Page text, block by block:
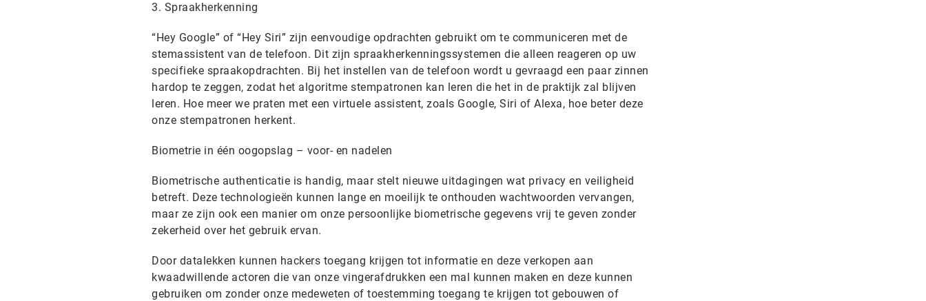
3. Spraakherkenning
“Hey Google” of “Hey Siri” zijn eenvoudige opdrachten gebruikt om te communiceren met de
stemassistent van de telefoon. Dit zijn spraakherkenningssystemen die alleen reageren op uw
specifieke spraakopdrachten. Bij het instellen van de telefoon wordt u gevraagd een paar zinnen
hardop te zeggen, zodat het algoritme stempatronen kan leren die het in de praktijk zal blijven
leren. Hoe meer we praten met een virtuele assistent, zoals Google, Siri of Alexa, hoe beter deze
onze stempatronen herkent.
Biometrie in één oogopslag – voor- en nadelen
Biometrische authenticatie is handig, maar stelt nieuwe uitdagingen wat privacy en veiligheid
betreft. Deze technologieën kunnen lange en moeilijk te onthouden wachtwoorden vervangen,
maar ze zijn ook een manier om onze persoonlijke biometrische gegevens vrij te geven zonder
zekerheid over het gebruik ervan.
Door datalekken kunnen hackers toegang krijgen tot informatie en deze verkopen aan
kwaadwillende actoren die van onze vingerafdrukken een mal kunnen maken en deze kunnen
gebruiken om zonder onze medeweten of toestemming toegang te krijgen tot gebouwen of